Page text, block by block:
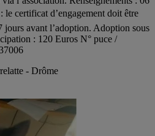
certificat d’engagement doit être
jours avant l’adoption. Adoption sous
: 120 Euros N° puce /
- Drôme